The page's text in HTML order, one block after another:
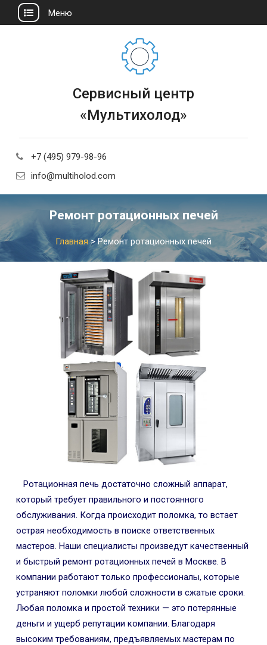
Меню
Сервисный центр
«Мультихолод»
+7 (495) 979-98-96
info@multiholod.com
Ремонт ротационных печей
Главная>Ремонт ротационных печей
Ротационная печь достаточно сложный аппарат,
который требует правильного и постоянного
обслуживания. Когда происходит поломка, то встает
острая необходимость в поиске ответственных
мастеров. Наши специалисты произведут качественный
и быстрый ремонт ротационных печей в Москве. В
компании работают только профессионалы, которые
устраняют поломки любой сложности в сжатые сроки.
Любая поломка и простой техники — это потерянные
деньги и ущерб репутации компании. Благодаря
высоким требованиям, предъявляемых мастерам по